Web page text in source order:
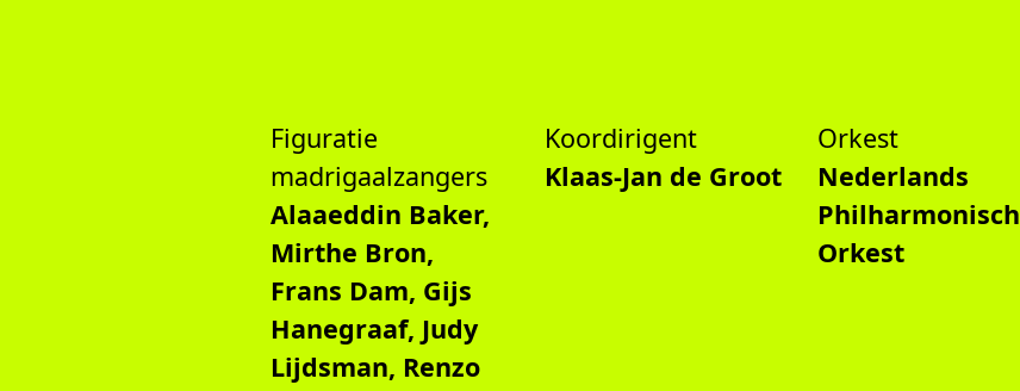
Figuratie
madrigaalzangers
Alaaeddin Baker,
Mirthe Bron,
Frans Dam, Gijs
Hanegraaf, Judy
Lijdsman, Renzo
Koordirigent
Klaas-Jan de Groot
Orkest
Nederlands
Philharmonisch
Orkest